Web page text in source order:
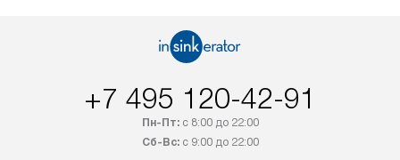
+7 495 120-42-91
Пн-Пт:с 8:00 до 22:00
Сб-Вс:с 9:00 до 22:00